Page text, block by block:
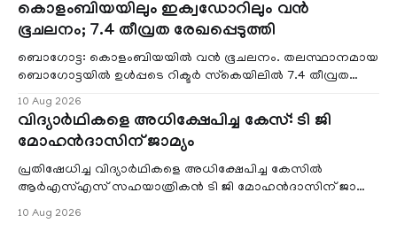
കൊളംബിയയിലും ഇക്വഡോറിലും വന്‍
ഭൂചലനം; 7.4 തീവ്രത രേഖപ്പെടുത്തി
ബൊഗോട്ട: കൊളംബിയയില്‍ വന്‍ ഭൂചലനം. തലസ്ഥാനമായ
ബൊഗോട്ടയില്‍ ഉള്‍പ്പടെ റിക്ടര്‍ സ്‌കെയിലില്‍ 7.4 തീവ്രത
10 Aug 2026
വിദ്യാർഥികളെ അധിക്ഷേപിച്ച കേസ്: ടി ജി
മോഹൻദാസിന് ജാമ്യം
പ്രതിഷേധിച്ച വിദ്യാർഥികളെ അധിക്ഷേപിച്ച കേസിൽ
ആർഎസ്എസ് സഹയാത്രികൻ ടി ജി മോഹൻദാസിന് ജാമ്യം.
10 Aug 2026